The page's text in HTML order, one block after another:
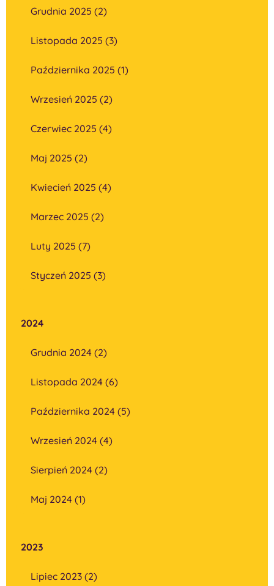
Grudnia 2025 (2)
Listopada 2025 (3)
Października 2025 (1)
Wrzesień 2025 (2)
Czerwiec 2025 (4)
Maj 2025 (2)
Kwiecień 2025 (4)
Marzec 2025 (2)
Luty 2025 (7)
Styczeń 2025 (3)
2024
Grudnia 2024 (2)
Listopada 2024 (6)
Października 2024 (5)
Wrzesień 2024 (4)
Sierpień 2024 (2)
Maj 2024 (1)
2023
Lipiec 2023 (2)